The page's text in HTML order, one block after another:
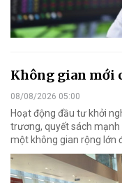
Không gian mới
08/08/2026 05:00
Hoạt động đầu tư khởi
trương, quyết sách mạnh
một không gian rộng lớn